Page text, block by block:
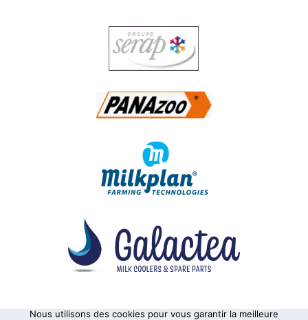
Nous utilisons des cookies pour vous garantir la meilleure